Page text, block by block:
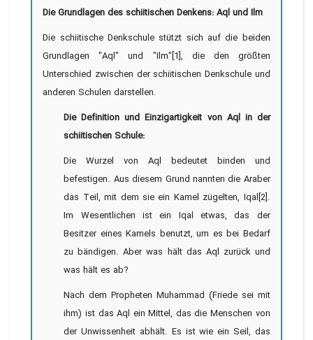
Die Grundlagen des schiitischen Denkens: Aql und Ilm
Die schiitische Denkschule stützt sich auf die beiden
Grundlagen "Aql" und "Ilm"[1], die den größten
Unterschied zwischen der schiitischen Denkschule und
anderen Schulen darstellen.
Die Definition und Einzigartigkeit von Aql in der
schiitischen Schule:
Die Wurzel von Aql bedeutet binden und
befestigen. Aus diesem Grund nannten die Araber
das Teil, mit dem sie ein Kamel zügelten, Iqal[2].
Im Wesentlichen ist ein Iqal etwas, das der
Besitzer eines Kamels benutzt, um es bei Bedarf
zu bändigen. Aber was hält das Aql zurück und
was hält es ab?
Nach dem Propheten Muhammad (Friede sei mit
ihm) ist das Aql ein Mittel, das die Menschen von
der Unwissenheit abhält. Es ist wie ein Seil, das